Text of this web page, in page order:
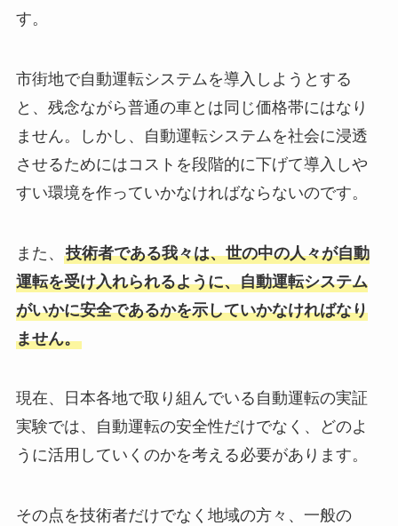
す。
市街地で自動運転システムを導入しようとする
と、残念ながら普通の車とは同じ価格帯にはなり
ません。しかし、自動運転システムを社会に浸透
させるためにはコストを段階的に下げて導入しや
すい環境を作っていかなければならないのです。
また、 技術者である我々は、世の中の人々が自動
運転を受け入れられるように、自動運転システム
がいかに安全であるかを示していかなければなり
ません。
現在、日本各地で取り組んでいる自動運転の実証
実験では、自動運転の安全性だけでなく、どのよ
うに活用していくのかを考える必要があります。
その点を技術者だけでなく地域の方々、一般の